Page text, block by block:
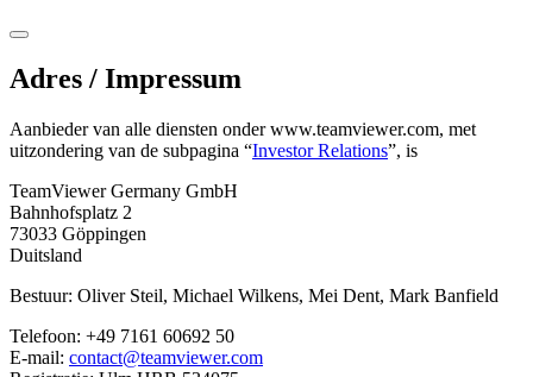
Adres / Impressum
Aanbieder van alle diensten onder www.teamviewer.com, met
uitzondering van de subpagina “Investor Relations”, is
TeamViewer Germany GmbH
Bahnhofsplatz 2
73033 Göppingen
Duitsland
Bestuur: Oliver Steil, Michael Wilkens, Mei Dent, Mark Banfield
Telefoon: +49 7161 60692 50
E-mail: contact@teamviewer.com